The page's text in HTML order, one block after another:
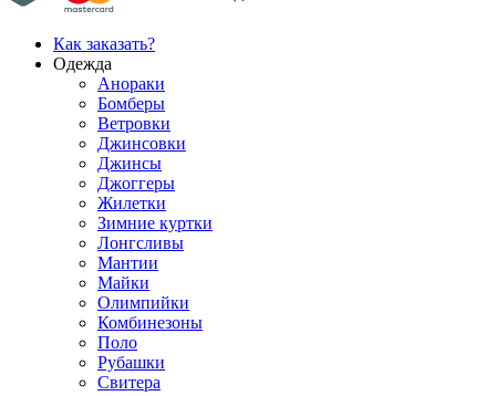
Как заказать?
Одежда
Анораки
Бомберы
Ветровки
Джинсовки
Джинсы
Джоггеры
Жилетки
Зимние куртки
Лонгсливы
Мантии
Майки
Олимпийки
Комбинезоны
Поло
Рубашки
Свитера